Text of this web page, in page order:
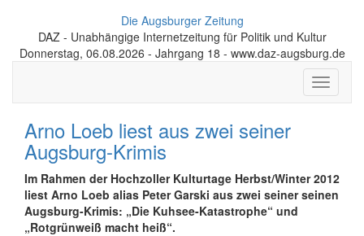
Die Augsburger Zeitung
DAZ - Unabhängige Internetzeitung für Politik und Kultur
Donnerstag, 06.08.2026 - Jahrgang 18 - www.daz-augsburg.de
Toggle
Arno Loeb liest aus zwei seiner
Augsburg-Krimis
Im Rahmen der Hochzoller Kulturtage Herbst/Winter 2012
liest Arno Loeb alias Peter Garski aus zwei seiner seinen
Augsburg-Krimis: „Die Kuhsee-Katastrophe“ und
„Rotgrünweiß macht heiß“.